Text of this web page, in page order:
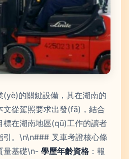
(yè)的關鍵設備，其在湖南的
文從駕照要求出發(fā)，結合
標在湖南地區(qū)工作的讀者
引。\n\n### 叉車考證核心條
量基礎\n- 學歷年齡資格 ：報